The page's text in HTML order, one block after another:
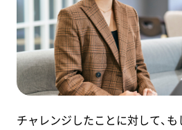
チャレンジしたことに対して、